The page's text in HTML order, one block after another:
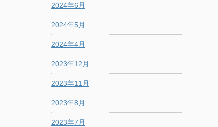
2024年6月
2024年5月
2024年4月
2023年12月
2023年11月
2023年8月
2023年7月